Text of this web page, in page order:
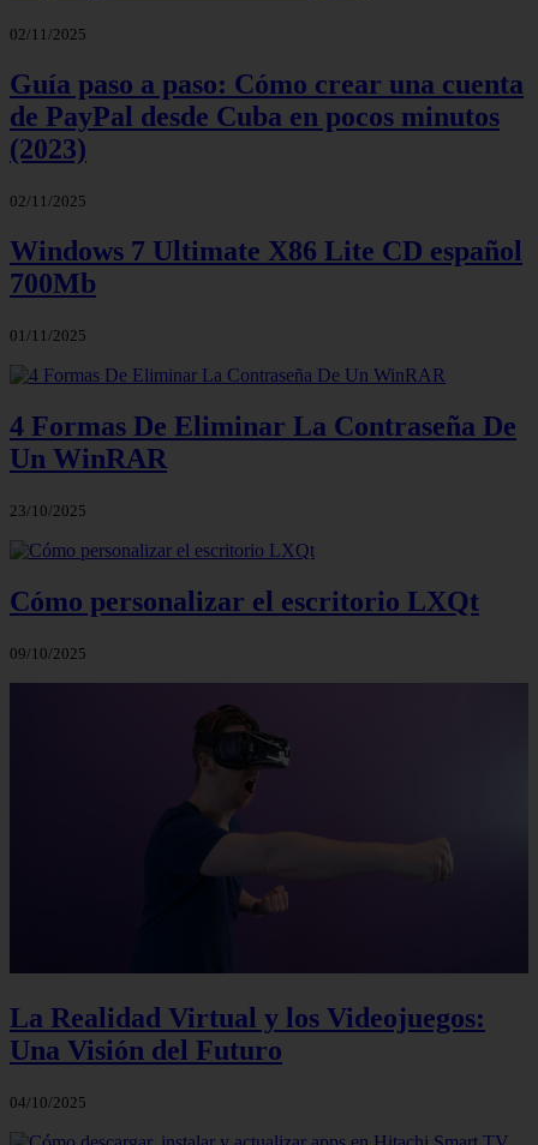
02/11/2025
Guía paso a paso: Cómo crear una cuenta
de PayPal desde Cuba en pocos minutos
(2023)
02/11/2025
Windows 7 Ultimate X86 Lite CD español
700Mb
01/11/2025
4 Formas De Eliminar La Contraseña De
Un WinRAR
23/10/2025
Cómo personalizar el escritorio LXQt
09/10/2025
La Realidad Virtual y los Videojuegos:
Una Visión del Futuro
04/10/2025